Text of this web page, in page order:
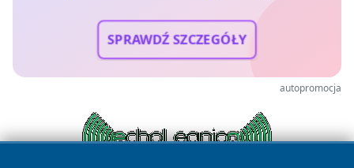
SPRAWDŹ SZCZEGÓŁY
autopromocja